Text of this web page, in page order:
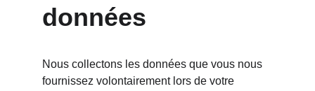
données
Nous collectons les données que vous nous
fournissez volontairement lors de votre